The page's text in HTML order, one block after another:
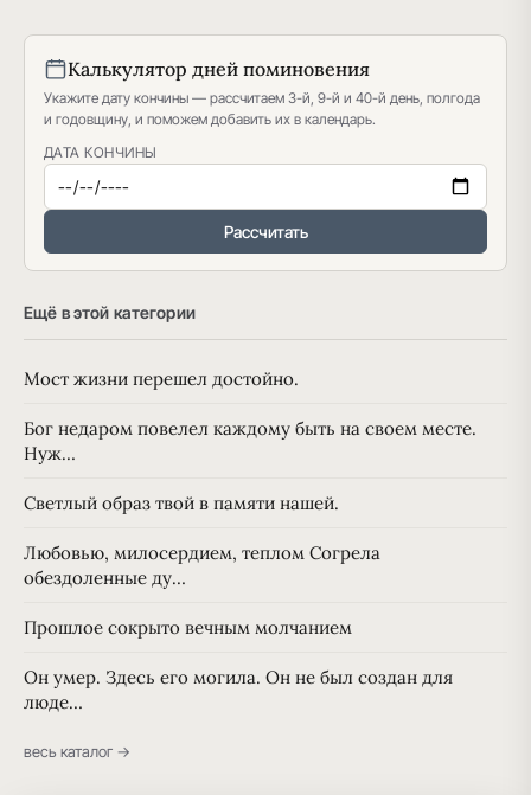
Калькулятор дней поминовения
Укажите дату кончины — рассчитаем 3-й, 9-й и 40-й день, полгода
и годовщину, и поможем добавить их в календарь.
ДАТА КОНЧИНЫ
Рассчитать
Ещё в этой категории
Мост жизни перешел достойно.
Бог недаром повелел каждому быть на своем месте.
Нуж…
Светлый образ твой в памяти нашей.
Любовью, милосердием, теплом Согрела
обездоленные ду…
Прошлое сокрыто вечным молчанием
Он умер. Здесь его могила. Он не был создан для
люде…
весь каталог →